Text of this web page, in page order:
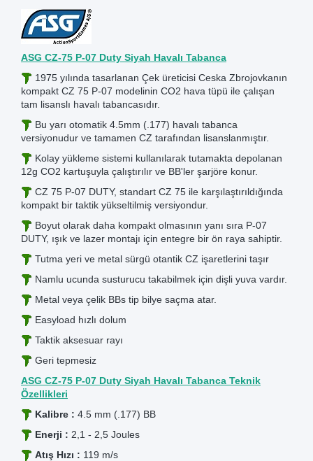
ASG CZ-75 P-07 Duty Siyah Havalı Tabanca
1975 yılında tasarlanan Çek üreticisi Ceska Zbrojovkanın
kompakt CZ 75 P-07 modelinin CO2 hava tüpü ile çalışan
tam lisanslı havalı tabancasıdır.
Bu yarı otomatik 4.5mm (.177) havalı tabanca
versiyonudur ve tamamen CZ tarafından lisanslanmıştır.
Kolay yükleme sistemi kullanılarak tutamakta depolanan
12g CO2 kartuşuyla çalıştırılır ve BB'ler şarjöre konur.
CZ 75 P-07 DUTY, standart CZ 75 ile karşılaştırıldığında
kompakt bir taktik yükseltilmiş versiyondur.
Boyut olarak daha kompakt olmasının yanı sıra P-07
DUTY, ışık ve lazer montajı için entegre bir ön raya sahiptir.
Tutma yeri ve metal sürgü otantik CZ işaretlerini taşır
Namlu ucunda susturucu takabilmek için dişli yuva vardır.
Metal veya çelik BBs tip bilye saçma atar.
Easyload hızlı dolum
Taktik aksesuar rayı
Geri tepmesiz
ASG CZ-75 P-07 Duty Siyah Havalı Tabanca Teknik
Özellikleri
Kalibre : 4.5 mm (.177) BB
Enerji : 2,1 - 2,5 Joules
Atış Hızı : 119 m/s